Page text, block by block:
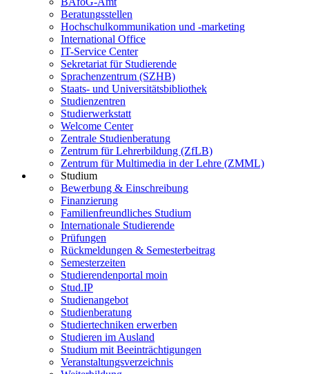
Beratungsstellen
Hochschulkommunikation und -marketing
International Office
IT-Service Center
Sekretariat für Studierende
Sprachenzentrum (SZHB)
Staats- und Universitätsbibliothek
Studienzentren
Studierwerkstatt
Welcome Center
Zentrale Studienberatung
Zentrum für Lehrerbildung (ZfLB)
Zentrum für Multimedia in der Lehre (ZMML)
Studium
Bewerbung & Einschreibung
Finanzierung
Familienfreundliches Studium
Internationale Studierende
Prüfungen
Rückmeldungen & Semesterbeitrag
Semesterzeiten
Studierendenportal moin
Stud.IP
Studienangebot
Studienberatung
Studiertechniken erwerben
Studieren im Ausland
Studium mit Beeinträchtigungen
Veranstaltungsverzeichnis